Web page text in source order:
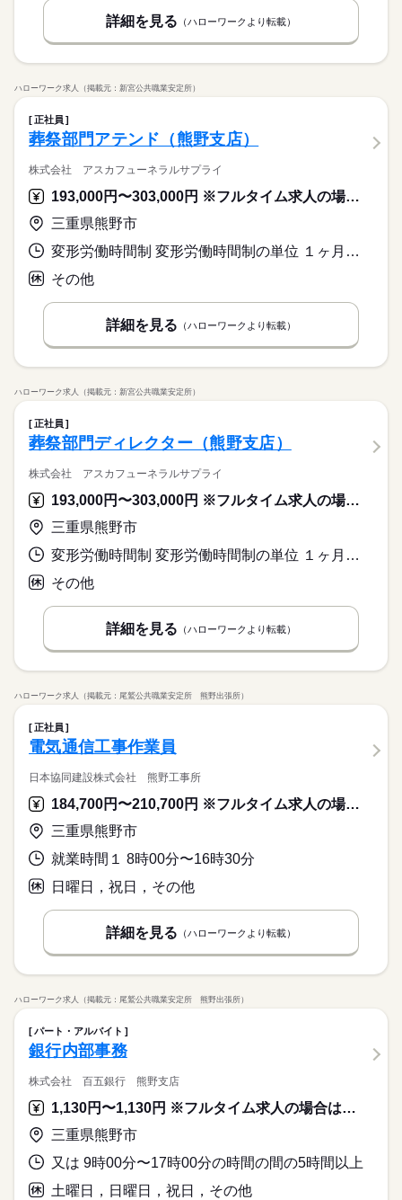
8歳以上の方
詳細を見る （ハローワークより転載）
ハローワーク求人（掲載元：新宮公共職業安定所）
正社員
葬祭部門アテンド（熊野支店）
株式会社 アスカフューネラルサプライ
193,000円〜303,000円 ※フルタイム求人の場合は月額（換算額）、パート求人の場合は時間額を表示しています。
三重県熊野市
変形労働時間制 変形労働時間制の単位 １ヶ月単位 就業時間１ 9時00分〜18時00分
その他
詳細を見る （ハローワークより転載）
ハローワーク求人（掲載元：新宮公共職業安定所）
正社員
葬祭部門ディレクター（熊野支店）
株式会社 アスカフューネラルサプライ
193,000円〜303,000円 ※フルタイム求人の場合は月額（換算額）、パート求人の場合は時間額を表示しています。
三重県熊野市
変形労働時間制 変形労働時間制の単位 １ヶ月単位 就業時間１ 8時00分〜17時00分
その他
詳細を見る （ハローワークより転載）
ハローワーク求人（掲載元：尾鷲公共職業安定所 熊野出張所）
正社員
電気通信工事作業員
日本協同建設株式会社 熊野工事所
184,700円〜210,700円 ※フルタイム求人の場合は月額（換算額）、パート求人の場合は時間額を表示しています。
三重県熊野市
就業時間１ 8時00分〜16時30分
日曜日，祝日，その他
詳細を見る （ハローワークより転載）
ハローワーク求人（掲載元：尾鷲公共職業安定所 熊野出張所）
パート・アルバイト
銀行内部事務
株式会社 百五銀行 熊野支店
1,130円〜1,130円 ※フルタイム求人の場合は月額（換算額）、パート求人の場合は時間額を表示しています。
三重県熊野市
又は 9時00分〜17時00分の時間の間の5時間以上
土曜日，日曜日，祝日，その他